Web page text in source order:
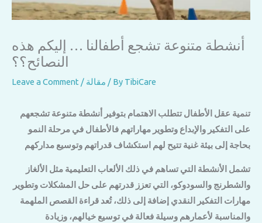
أنشطة متنوعة تشجع أطفالنا … إليكم هذه
النصائح؟؟
Leave a Comment/ مقالة / By TibiCare
تنمية عقل الأطفال تتطلب الاهتمام بتوفير أنشطة متنوعة تشجعهم
على التفكير والإبداع وتطوير مهاراتهم فالأطفال في مرحلة النمو
بحاجة إلى بيئة غنية تتيح لهم استكشاف قدراتهم وتوسيع مداركهم
تشمل الأنشطة التي تساهم في ذلك الألعاب التعليمية مثل الألغاز
والشطرنج والسودوكو، التي تعزز قدرتهم على حل المشكلات وتطوير
مهارات التفكير النقدي إضافة إلى ذلك، تُعد قراءة القصص الملهمة
والمناسبة لأعمارهم وسيلة فعالة في توسيع خيالهم، وزيادة